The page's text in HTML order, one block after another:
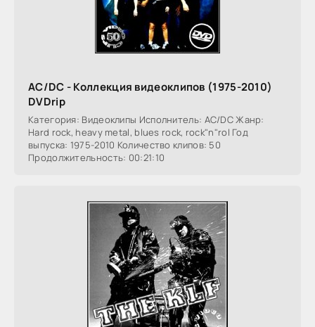
AC/DC - Коллекция видеоклипов (1975-2010)
DVDrip
Категория: Видеоклипы Исполнитель: AC/DC Жанр:
Hard rock, heavy metal, blues rock, rock"n"rol Год
выпуска: 1975-2010 Количество клипов: 50
Продолжительность: 00:21:10